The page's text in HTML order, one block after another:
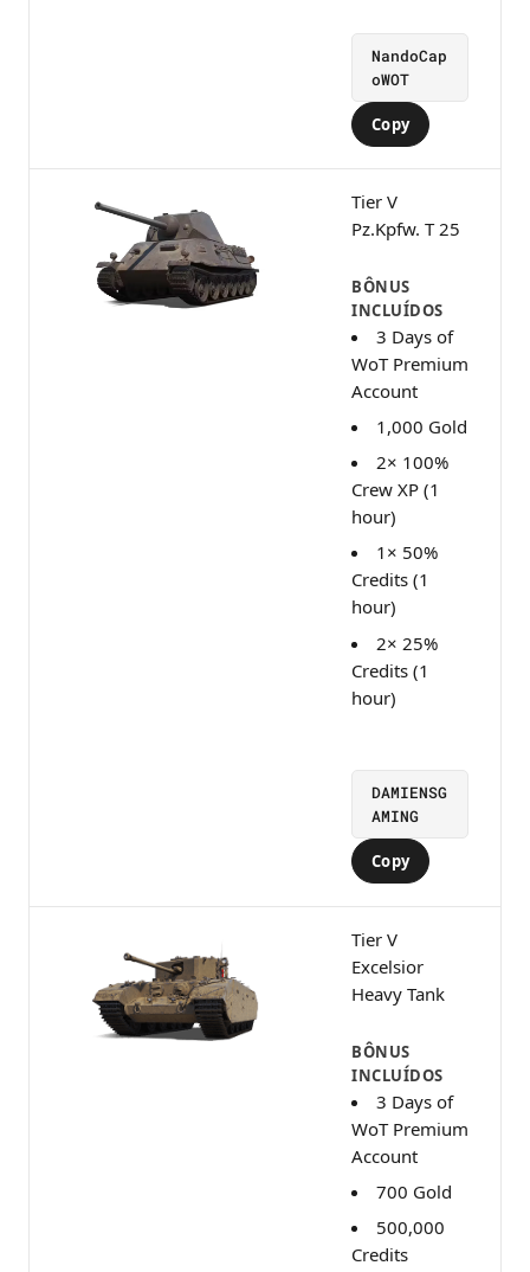
NandoCap
oWOT
Copy
Tier V
Pz.Kpfw. T 25
BÔNUS
INCLUÍDOS
3 Days of
WoT Premium
Account
1,000 Gold
2× 100%
Crew XP (1
hour)
1× 50%
Credits (1
hour)
2× 25%
Credits (1
hour)
DAMIENSG
AMING
Copy
Tier V
Excelsior
Heavy Tank
BÔNUS
INCLUÍDOS
3 Days of
WoT Premium
Account
700 Gold
500,000
Credits